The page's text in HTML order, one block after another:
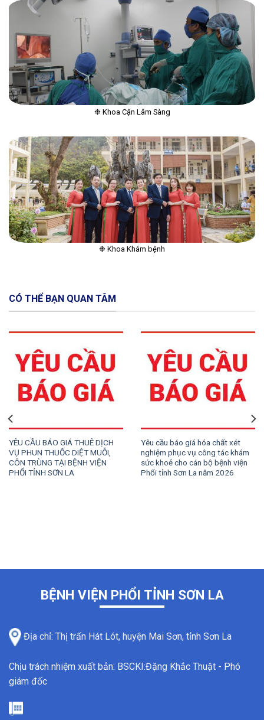
❉ Khoa Cận Lâm Sàng
❉ Khoa Khám bệnh
CÓ THỂ BẠN QUAN TÂM
YÊU CẦU BÁO GIÁ THUÊ DỊCH
VỤ PHUN THUỐC DIỆT MUỖI,
CÔN TRÙNG TẠI BỆNH VIỆN
PHỔI TỈNH SƠN LA
Yêu cầu báo giá hóa chất xét
nghiệm phục vụ công tác khám
sức khoẻ cho cán bộ bệnh viện
Phổi tỉnh Sơn La năm 2026
BỆNH VIỆN PHỔI TỈNH SƠN LA
Địa chỉ: Thị trấn Hát Lót, huyện Mai Sơn, tỉnh Sơn La
Chịu trách nhiệm xuất bản: BSCKI:Đặng Khắc Thuật - Phó
giám đốc